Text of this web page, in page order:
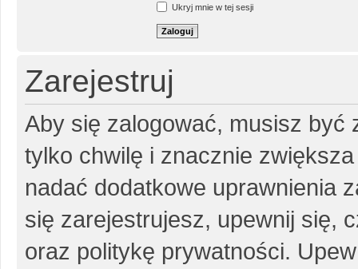
Ukryj mnie w tej sesji
Zarejestruj
Aby się zalogować, musisz być
tylko chwilę i znacznie
nadać dodatkowe uprawnienia
się zarejestrujesz, upewnij się,
oraz politykę prywatności.